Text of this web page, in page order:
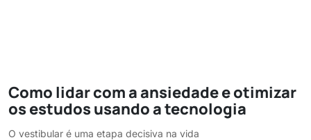
Como lidar com a ansiedade e otimizar
os estudos usando a tecnologia
O vestibular é uma etapa decisiva na vida